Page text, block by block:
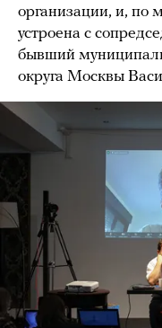
организации, и, по
устроена с
бывший
округа Москвы